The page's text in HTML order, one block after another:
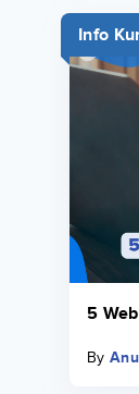
Info
5
By